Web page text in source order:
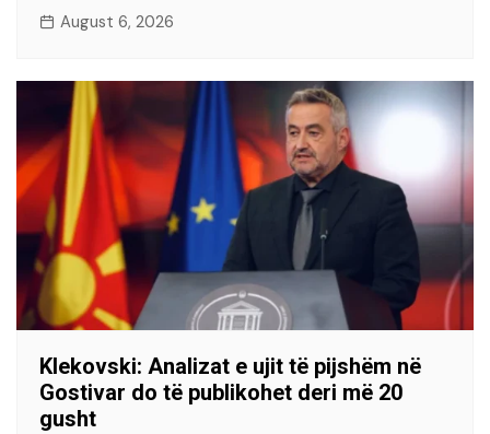
August 6, 2026
Klekovski: Analizat e ujit të pijshëm në
Gostivar do të publikohet deri më 20
gusht